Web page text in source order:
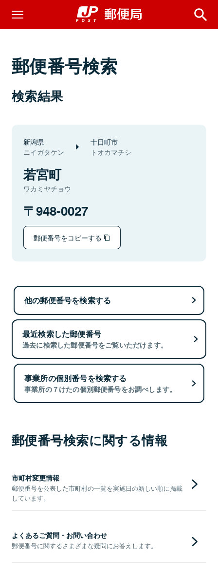
郵便番号検索
検索結果
新潟県
ニイガタケン
十日町市
トオカマチシ
若宮町
ワカミヤチョウ
948-0027
郵便番号をコピーする
他の郵便番号を検索する
最近検索した郵便番号
過去に検索した郵便番号をご覧いただけます。
事業所の個別番号を検索する
事業所の７けたの個別郵便番号をお調べします。
郵便番号検索に関する情報
市町村変更情報
郵便番号を公表した市町村の一覧を実施日の新しい順に掲載
しています。
よくあるご質問・お問い合わせ
郵便番号に関するさまざまな疑問にお答えします。